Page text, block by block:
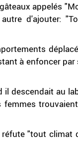
appelés
d'ajouter:
à enfoncer
descendait au
"tout climat